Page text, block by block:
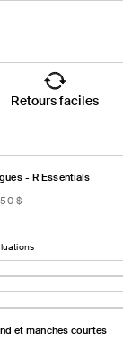
Retours faciles
- R Essentials
$
et manches courtes